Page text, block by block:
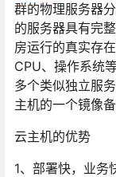
群的物理服务器
的服务器具有完
房运行的真实存
CPU、操作系统
多个类似独立服
主机的一个镜像备
云主机的优势
1、部署快，业务